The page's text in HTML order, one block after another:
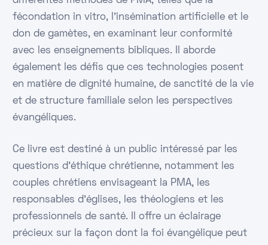
fécondation in vitro, l'insémination artificielle et le
don de gamètes, en examinant leur conformité
avec les enseignements bibliques. Il aborde
également les défis que ces technologies posent
en matière de dignité humaine, de sanctité de la vie
et de structure familiale selon les perspectives
évangéliques.
Ce livre est destiné à un public intéressé par les
questions d'éthique chrétienne, notamment les
couples chrétiens envisageant la PMA, les
responsables d'églises, les théologiens et les
professionnels de santé. Il offre un éclairage
précieux sur la façon dont la foi évangélique peut